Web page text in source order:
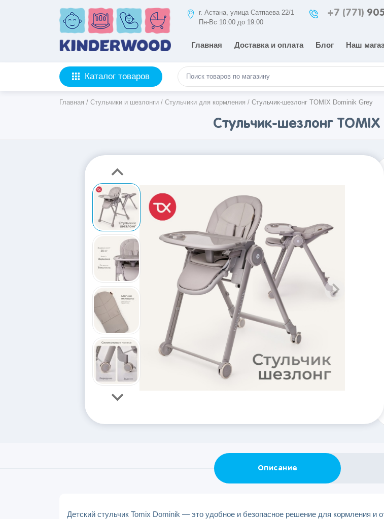
г. Астана, улица Сатпаева 22/1
Пн-Вс 10:00 до 19:00
+7 (771)
Главная Доставка и оплата Блог Наш
Каталог товаров
Главная / Стульчики и шезлонги / Стульчики для кормления / Стульчик-шезлонг TOMIX Dominik Grey
Стульчик-шезлонг
Описание
Детский стульчик Tomix Dominik — это удобное и безопасное решение для кормления